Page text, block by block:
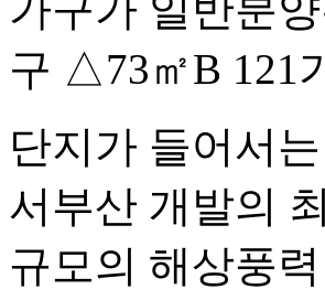
구 △73㎡B 121
단지가 들어서
서부산 개발의
규모의 해상풍